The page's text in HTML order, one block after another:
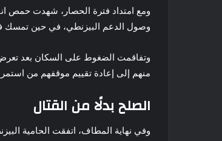
ومع امتداد فترة الحصار، شهدت حمص
وصول الدعم البيزنطي، في حين تمسك
وتفاقمت الضغوط على السكان بعد تعرض
منهم إلى إعادة تقييم موقفهم من
الصلح بدلًا من القتال
وفي نهاية المطاف، اتفقت الحامية